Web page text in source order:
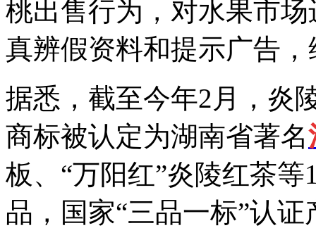
桃出售行为，对水果市
真辨假资料和提示广告
据悉，截至今年2月，炎
商标被认定为湖南省著名
板、“万阳红”炎陵红茶
品，国家“三品一标”认